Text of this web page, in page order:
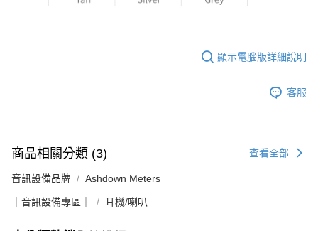
顯示電腦版詳細說明
客服
商品相關分類 (3) 查看全部
音訊設備品牌 Ashdown Meters
｜音訊設備專區｜ 耳機/喇叭